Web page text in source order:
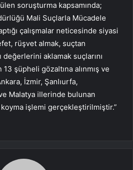
soruşturma kapsamında;
Mali Suçlarla Mücadele
çalışmalar neticesinde siyasi
rüşvet almak, suçtan
değerlerini aklamak suçlarını
şüpheli gözaltına alınmış ve
İzmir, Şanlıurfa,
Malatya illerinde bulunan
işlemi gerçekleştirilmiştir.”